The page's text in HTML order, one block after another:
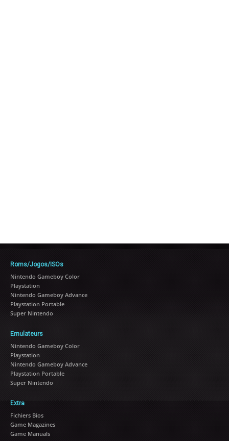
Roms/Jogos/ISOs
Nintendo Gameboy Color
Playstation
Nintendo Gameboy Advance
Playstation Portable
Super Nintendo
Emulateurs
Nintendo Gameboy Color
Playstation
Nintendo Gameboy Advance
Playstation Portable
Super Nintendo
Extra
Fichiers Bios
Game Magazines
Game Manuals